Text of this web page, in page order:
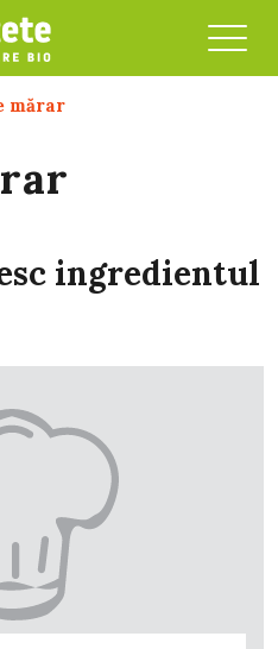
mărar
ingredientul